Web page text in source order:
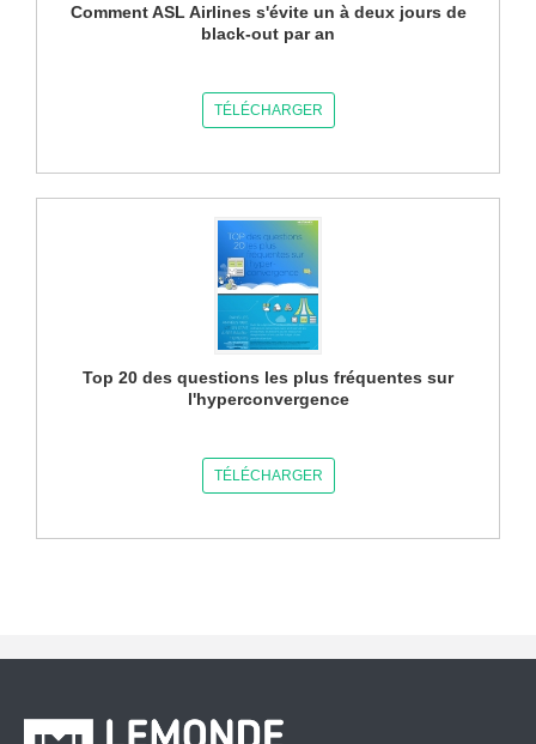
Comment ASL Airlines s'évite un à deux jours de
black-out par an
TÉLÉCHARGER
Top 20 des questions les plus fréquentes sur
l'hyperconvergence
TÉLÉCHARGER